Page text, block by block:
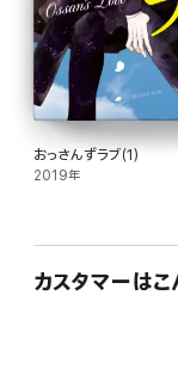
おっさんずラブ(1)
2019年
カスタマーは